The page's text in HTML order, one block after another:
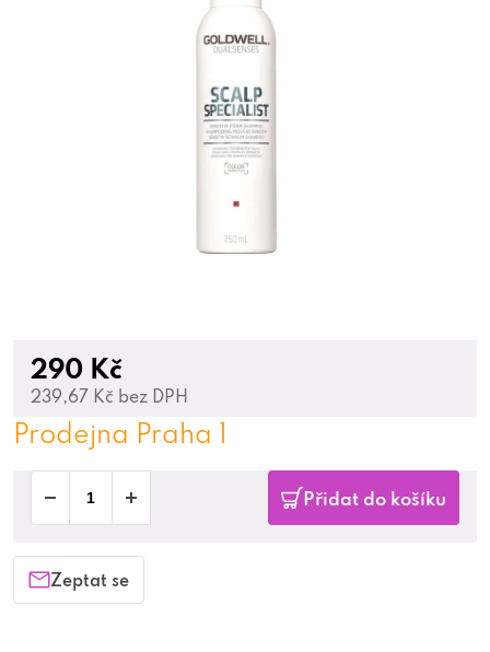
290 Kč
239,67 Kč bez DPH
Prodejna Praha 1
Přidat do košíku
Zeptat se